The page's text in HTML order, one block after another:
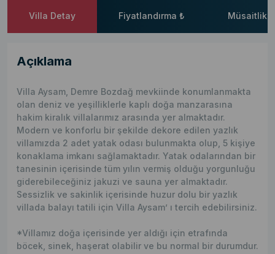
Villa Detay Fiyatlandırma ₺ Müsaitlik
Açıklama
Villa Aysam, Demre Bozdağ mevkiinde konumlanmakta
olan deniz ve yeşilliklerle kaplı doğa manzarasına
hakim kiralık villalarımız arasında yer almaktadır.
Modern ve konforlu bir şekilde dekore edilen yazlık
villamızda 2 adet yatak odası bulunmakta olup, 5 kişiye
konaklama imkanı sağlamaktadır. Yatak odalarından bir
tanesinin içerisinde tüm yılın vermiş olduğu yorgunluğu
giderebileceğiniz jakuzi ve sauna yer almaktadır.
Sessizlik ve sakinlik içerisinde huzur dolu bir yazlık
villada balayı tatili için Villa Aysam’ ı tercih edebilirsiniz.
*Villamız doğa içerisinde yer aldığı için etrafında
böcek, sinek, haşerat olabilir ve bu normal bir durumdur.